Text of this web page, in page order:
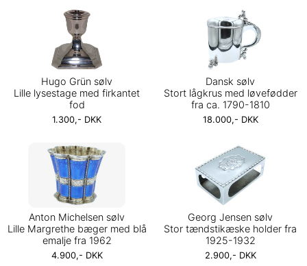
Hugo Grün sølv
Lille lysestage med firkantet
fod
1.300,- DKK
Dansk sølv
Stort lågkrus med løvefødder
fra ca. 1790-1810
18.000,- DKK
Anton Michelsen sølv
Lille Margrethe bæger med blå
emalje fra 1962
4.900,- DKK
Georg Jensen sølv
Stor tændstikæske holder fra
1925-1932
2.900,- DKK